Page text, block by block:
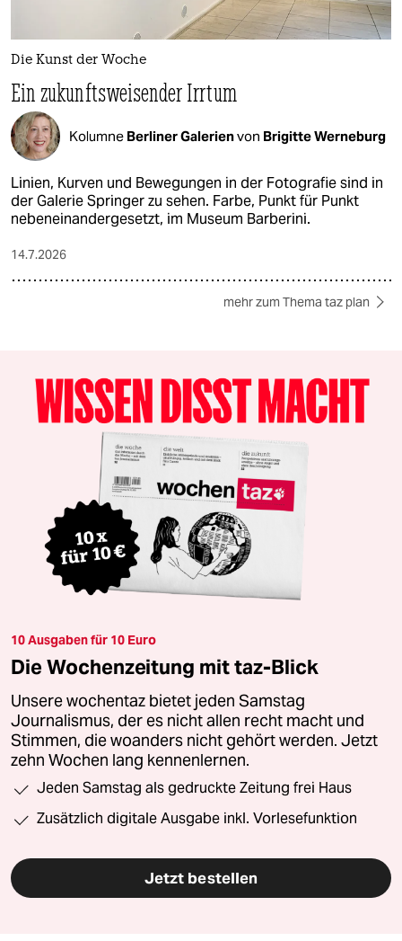
Die Kunst der Woche
Ein zukunftsweisender Irrtum
Kolumne Berliner Galerienvon Brigitte Werneburg
Linien, Kurven und Bewegungen in der Fotografie sind in
der Galerie Springer zu sehen. Farbe, Punkt für Punkt
nebeneinandergesetzt, im Museum Barberini.
14.7.2026
mehr zum Thema taz plan
10 Ausgaben für 10 Euro
Die Wochenzeitung mit taz-Blick
Unsere wochentaz bietet jeden Samstag
Journalismus, der es nicht allen recht macht und
Stimmen, die woanders nicht gehört werden. Jetzt
zehn Wochen lang kennenlernen.
Jeden Samstag als gedruckte Zeitung frei Haus
Zusätzlich digitale Ausgabe inkl. Vorlesefunktion
Jetzt bestellen